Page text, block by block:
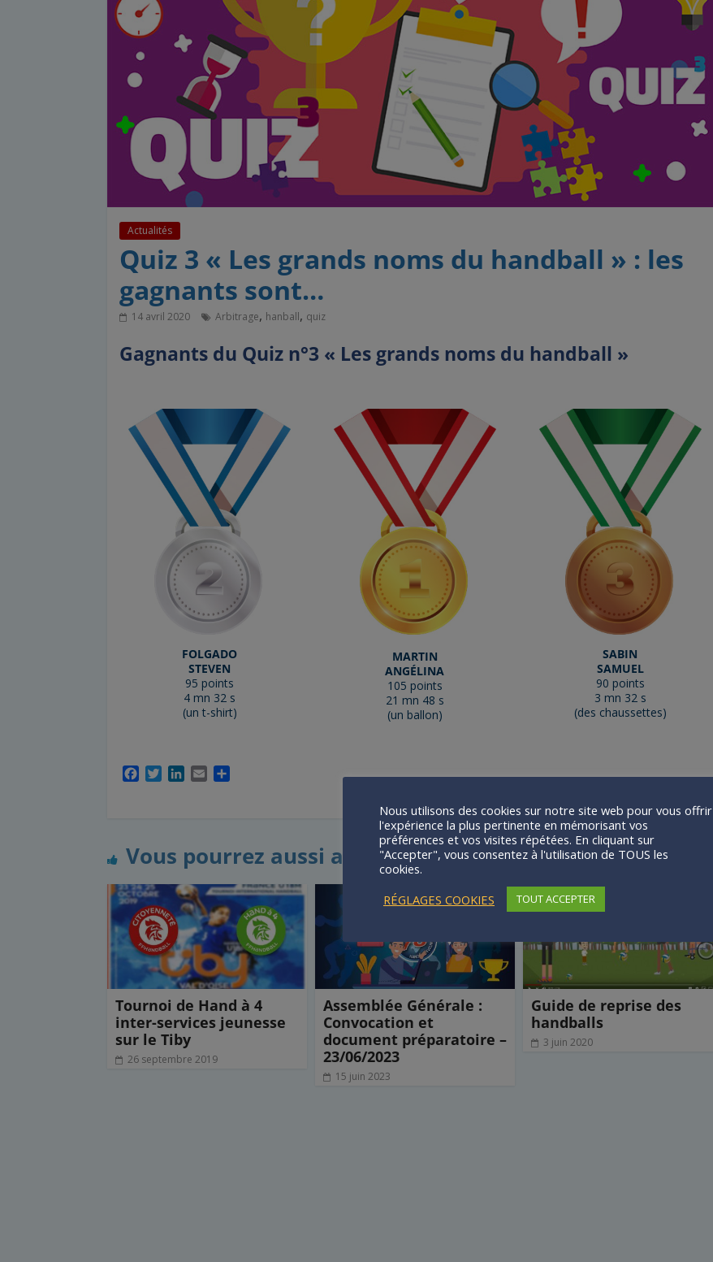
Actualités
Quiz 3 « Les grands noms du handball » : les
gagnants sont…
14 avril 2020 Arbitrage, hanball, quiz
Gagnants du Quiz n°3 « Les grands noms du handball »
FOLGADO
STEVEN
95 points
4 mn 32 s
(un t-shirt)
MARTIN
ANGÉLINA
105 points
21 mn 48 s
(un ballon)
SABIN
SAMUEL
90 points
3 mn 32 s
(des chaussettes)
o
k
e
d
I
n
g
r
Vous pourrez aussi aimer
Tournoi de Hand à 4
inter-services jeunesse
sur le Tiby
26 septembre 2019
Assemblée Générale :
Convocation et
document préparatoire –
23/06/2023
15 juin 2023
Guide de reprise des
handballs
3 juin 2020
Nous utilisons des cookies sur notre site web pour vous offrir
l'expérience la plus pertinente en mémorisant vos
préférences et vos visites répétées. En cliquant sur
"Accepter", vous consentez à l'utilisation de TOUS les
cookies.
RÉGLAGES COOKIES
TOUT ACCEPTER